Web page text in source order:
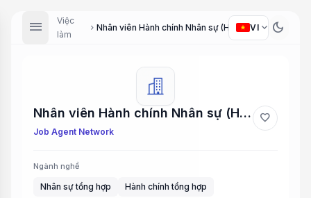
menu
Việc
làm
chevron_right Nhân viên Hành chính Nhân sự (HR/Admin Staff)
VI expand_more dark_mode
Nhân viên Hành chính Nhân sự (HR/Admin Staff)
Job Agent Network
favorite
Ngành nghề
Nhân sự tổng hợp Hành chính tổng hợp